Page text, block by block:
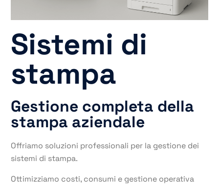
Sistemi di
stampa
Gestione completa della
stampa aziendale
Offriamo soluzioni professionali per la gestione dei
sistemi di stampa.
Ottimizziamo costi, consumi e gestione operativa